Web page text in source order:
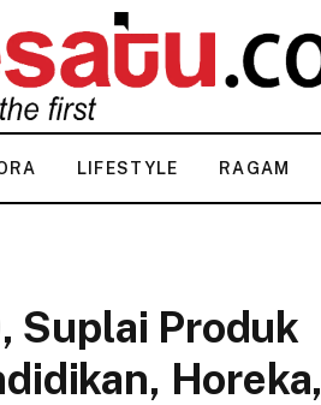
LIFESTYLE RAGAM
Suplai Produk
Horeka,